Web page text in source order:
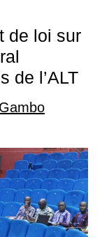
de loi sur
de l’ALT